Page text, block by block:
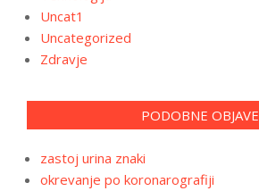
Uncat1
Uncategorized
Zdravje
PODOBNE OBJAVE
zastoj urina znaki
okrevanje po koronarografiji